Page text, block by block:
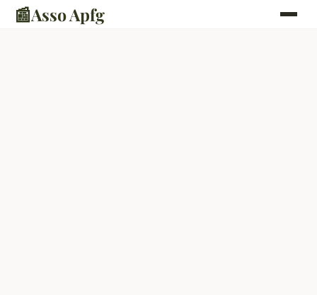
📰Asso Apfg